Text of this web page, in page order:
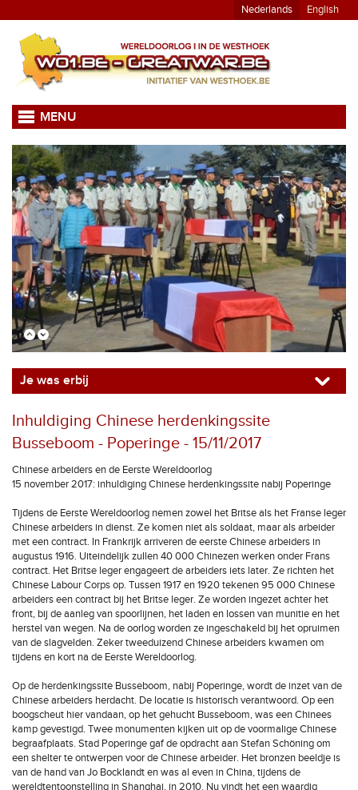
Nederlands English
MENU
Je was erbij
Inhuldiging Chinese herdenkingssite
Busseboom - Poperinge - 15/11/2017
Chinese arbeiders en de Eerste Wereldoorlog
15 november 2017: inhuldiging Chinese herdenkingssite nabij Poperinge
Tijdens de Eerste Wereldoorlog nemen zowel het Britse als het Franse leger
Chinese arbeiders in dienst. Ze komen niet als soldaat, maar als arbeider
met een contract. In Frankrijk arriveren de eerste Chinese arbeiders in
augustus 1916. Uiteindelijk zullen 40 000 Chinezen werken onder Frans
contract. Het Britse leger engageert de arbeiders iets later. Ze richten het
Chinese Labour Corps op. Tussen 1917 en 1920 tekenen 95 000 Chinese
arbeiders een contract bij het Britse leger. Ze worden ingezet achter het
front, bij de aanleg van spoorlijnen, het laden en lossen van munitie en het
herstel van wegen. Na de oorlog worden ze ingeschakeld bij het opruimen
van de slagvelden. Zeker tweeduizend Chinese arbeiders kwamen om
tijdens en kort na de Eerste Wereldoorlog.
Op de herdenkingssite Busseboom, nabij Poperinge, wordt de inzet van de
Chinese arbeiders herdacht. De locatie is historisch verantwoord. Op een
boogscheut hier vandaan, op het gehucht Busseboom, was een Chinees
kamp gevestigd. Twee monumenten kijken uit op de voormalige Chinese
begraafplaats. Stad Poperinge gaf de opdracht aan Stefan Schöning om
een shelter te ontwerpen voor de Chinese arbeider. Het bronzen beeldje is
van de hand van Jo Bocklandt en was al even in China, tijdens de
wereldtentoonstelling in Shanghai, in 2010. Nu vindt het een waardig